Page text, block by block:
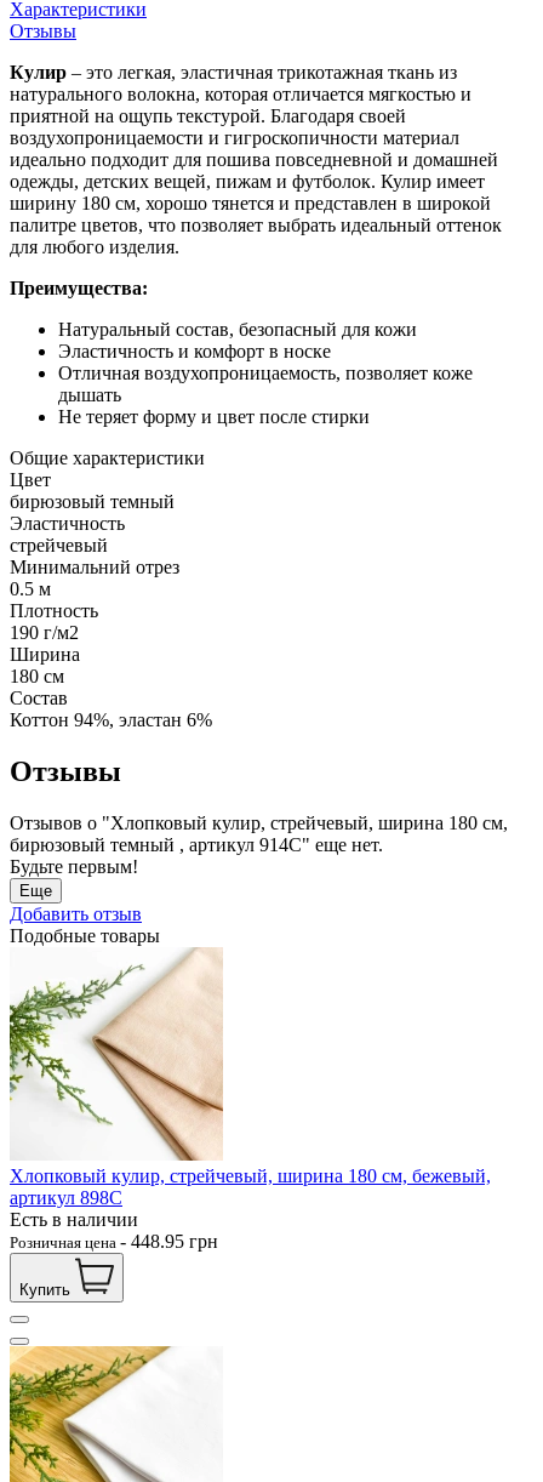
Характеристики
Отзывы
Кулир – это легкая, эластичная трикотажная ткань из
натурального волокна, которая отличается мягкостью и
приятной на ощупь текстурой. Благодаря своей
воздухопроницаемости и гигроскопичности материал
идеально подходит для пошива повседневной и домашней
одежды, детских вещей, пижам и футболок. Кулир имеет
ширину 180 см, хорошо тянется и представлен в широкой
палитре цветов, что позволяет выбрать идеальный оттенок
для любого изделия.
Преимущества:
Натуральный состав, безопасный для кожи
Эластичность и комфорт в носке
Отличная воздухопроницаемость, позволяет коже
дышать
Не теряет форму и цвет после стирки
Общие характеристики
Цвет
бирюзовый темный
Эластичность
стрейчевый
Минимальний отрез
0.5 м
Плотность
190 г/м2
Ширина
180 см
Состав
Коттон 94%, эластан 6%
Отзывы
Отзывов о "Хлопковый кулир, стрейчевый, ширина 180 см,
бирюзовый темный , артикул 914С" еще нет.
Будьте первым!
Еще
Добавить отзыв
Подобные товары
Хлопковый кулир, стрейчевый, ширина 180 см, бежевый,
артикул 898С
Есть в наличии
Розничная цена - 448.95 грн
Купить